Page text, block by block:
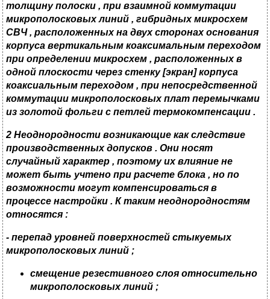
толщину полоски , при взаимной коммутации
микрополосковых линий , гибридных микросхем
СВЧ , расположенных на двух сторонах основания
корпуса вертикальным коаксимальным переходом
при определении микросхем , расположенных в
одной плоскости через стенку[экран] корпуса
коаксиальным переходом , при непосредственной
коммутации микрополосковых плат перемычками
из золотой фольги с петлей термокомпенсации .
2 Неоднородности возникающие как следствие
производственных допусков . Они носят
случайный характер , поэтому их влияние не
может быть учтено при расчете блока , но по
возможности могут компенсироваться в
процессе настройки . К таким неоднородностям
относятся :
- перепад уровней поверхностей стыкуемых
микрополосковых линий ;
смещение резестивного слоя относительно
микрополосковых линий ;